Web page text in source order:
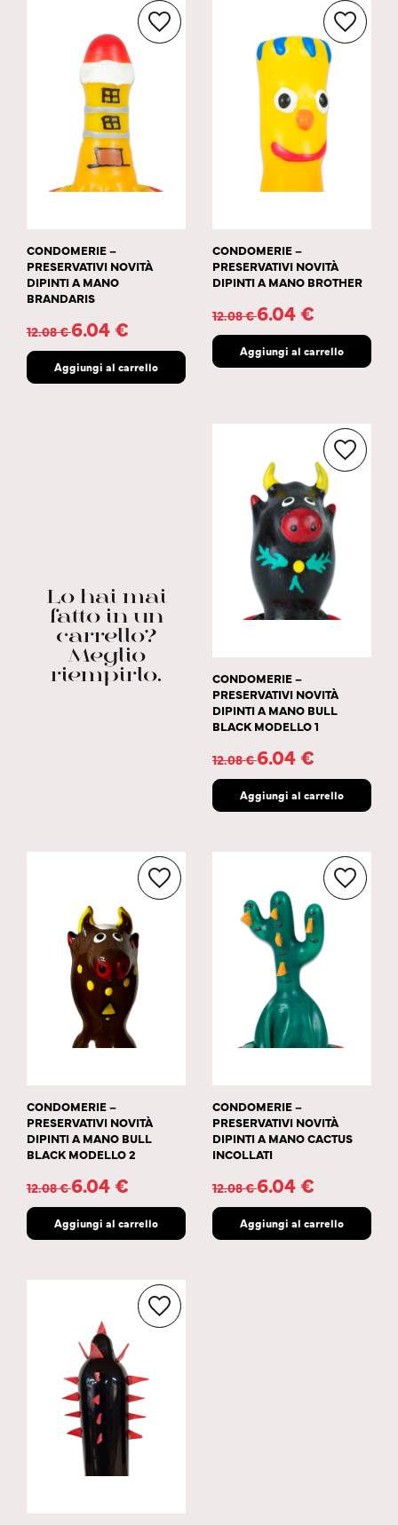
CONDOMERIE –
PRESERVATIVI NOVITÀ
DIPINTI A MANO
BRANDARIS
12.08€ 6.04€
Aggiungi al carrello
CONDOMERIE –
PRESERVATIVI NOVITÀ
DIPINTI A MANO BROTHER
12.08€ 6.04€
Aggiungi al carrello
Lo hai mai
fatto in un
carrello?
Meglio
riempirlo.
CONDOMERIE –
PRESERVATIVI NOVITÀ
DIPINTI A MANO BULL
BLACK MODELLO 1
12.08€ 6.04€
Aggiungi al carrello
CONDOMERIE –
PRESERVATIVI NOVITÀ
DIPINTI A MANO BULL
BLACK MODELLO 2
12.08€ 6.04€
Aggiungi al carrello
CONDOMERIE –
PRESERVATIVI NOVITÀ
DIPINTI A MANO CACTUS
INCOLLATI
12.08€ 6.04€
Aggiungi al carrello